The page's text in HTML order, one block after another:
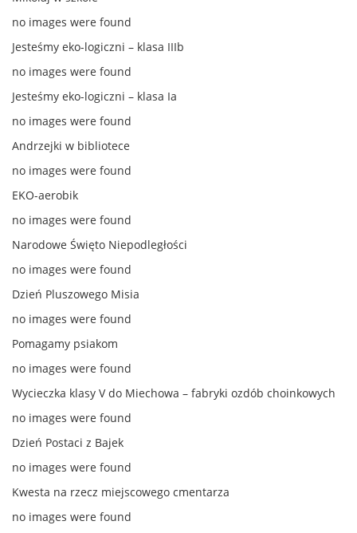
no images were found
Jesteśmy eko-logiczni – klasa IIIb
no images were found
Jesteśmy eko-logiczni – klasa Ia
no images were found
Andrzejki w bibliotece
no images were found
EKO-aerobik
no images were found
Narodowe Święto Niepodległości
no images were found
Dzień Pluszowego Misia
no images were found
Pomagamy psiakom
no images were found
Wycieczka klasy V do Miechowa – fabryki ozdób choinkowych
no images were found
Dzień Postaci z Bajek
no images were found
Kwesta na rzecz miejscowego cmentarza
no images were found